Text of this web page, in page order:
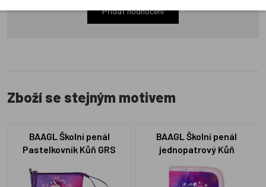
Přidat hodnocení
Zboží se stejným motivem
BAAGL Školní penál
Pastelkovník Kůň GRS
BAAGL Školní penál
jednopatrový Kůň